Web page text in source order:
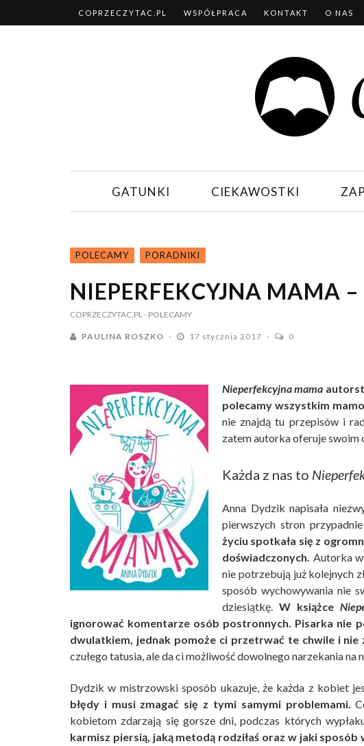
COPRZECZYTAC.PL WSPÓŁPRACA KONTAKT O NAS
GATUNKI CIEKAWOSTKI
POLECAMY PORADNIKI
NIEPERFEKCYJNA MAMA
COPRZECZYTAC.PL- POLECAMY
PAULINA ROSZKO 17 stycznia 2017 0
Nieperfekcyjna mama
polecamy wszystkim
nie znajdą tu przepisów i
zatem autorka oferuje swoim
Każda z nas to
Anna Dydzik napisała
pierwszych stron
życiu spotkała się z
doświadczonych. Autorka
nie potrzebują już kolejnych
sposób wychowywania nie
dziesiątkę. W książce
ignorować komentarze osób postronnych. Pisarka nie
dwulatkiem, jednak pomoże ci przetrwać te chwile i nie
czułego tatusia, ale da ci możliwość dowolnego narzekania na
Dydzik w mistrzowski sposób ukazuje, że każda z kobiet
błędy i musi zmagać się z tymi samymi problemami.
kobietom zdarzają się gorsze dni, podczas których
karmisz piersią, jaką metodą rodziłaś oraz w jaki